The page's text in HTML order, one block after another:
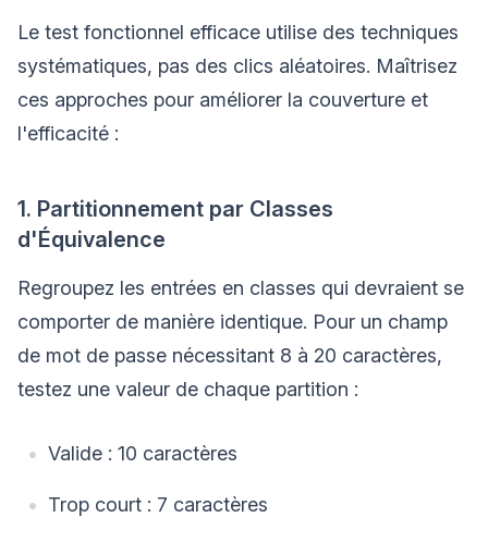
Le test fonctionnel efficace utilise des techniques
systématiques, pas des clics aléatoires. Maîtrisez
ces approches pour améliorer la couverture et
l'efficacité :
1. Partitionnement par Classes
d'Équivalence
Regroupez les entrées en classes qui devraient se
comporter de manière identique. Pour un champ
de mot de passe nécessitant 8 à 20 caractères,
testez une valeur de chaque partition :
Valide : 10 caractères
Trop court : 7 caractères